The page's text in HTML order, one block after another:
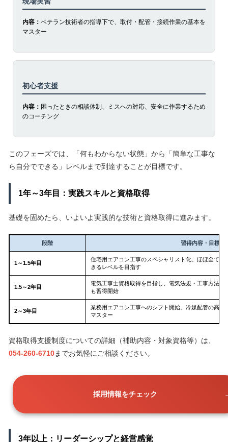
内容： ベテラン技術者の指導下で、取付・配管・接続作業の基本を
マスター
初心者支援
内容： 困ったときの相談体制、ミスへの対応、安全に作業するため
のコーチング
このフェーズでは、「何もわからない状態」から「簡単な工事な
ら自分でできる」レベルまで到達することが目標です。
1年～3年目：実践スキルと資格取得
基礎を固めたら、いよいよ実践的な技術と資格取得に進みます。
段階 習得内容・目標
1～1.5年目
住宅用エアコン工事のスペシャリスト化。ほぼ全ての
きるレベルを目指す
1.5～2年目
電気工事士資格取得を目指し、電気法規・工事方法を
も習得開始
2～3年目
業務用エアコン工事へのシフト開始。冷媒配管の高度
マスター
資格取得支援制度についての詳細（補助内容・対象資格等）は、
054-260-6710までお気軽にご相談ください。
採用情報をチェック
3年以上：リーダーシップと経営感覚